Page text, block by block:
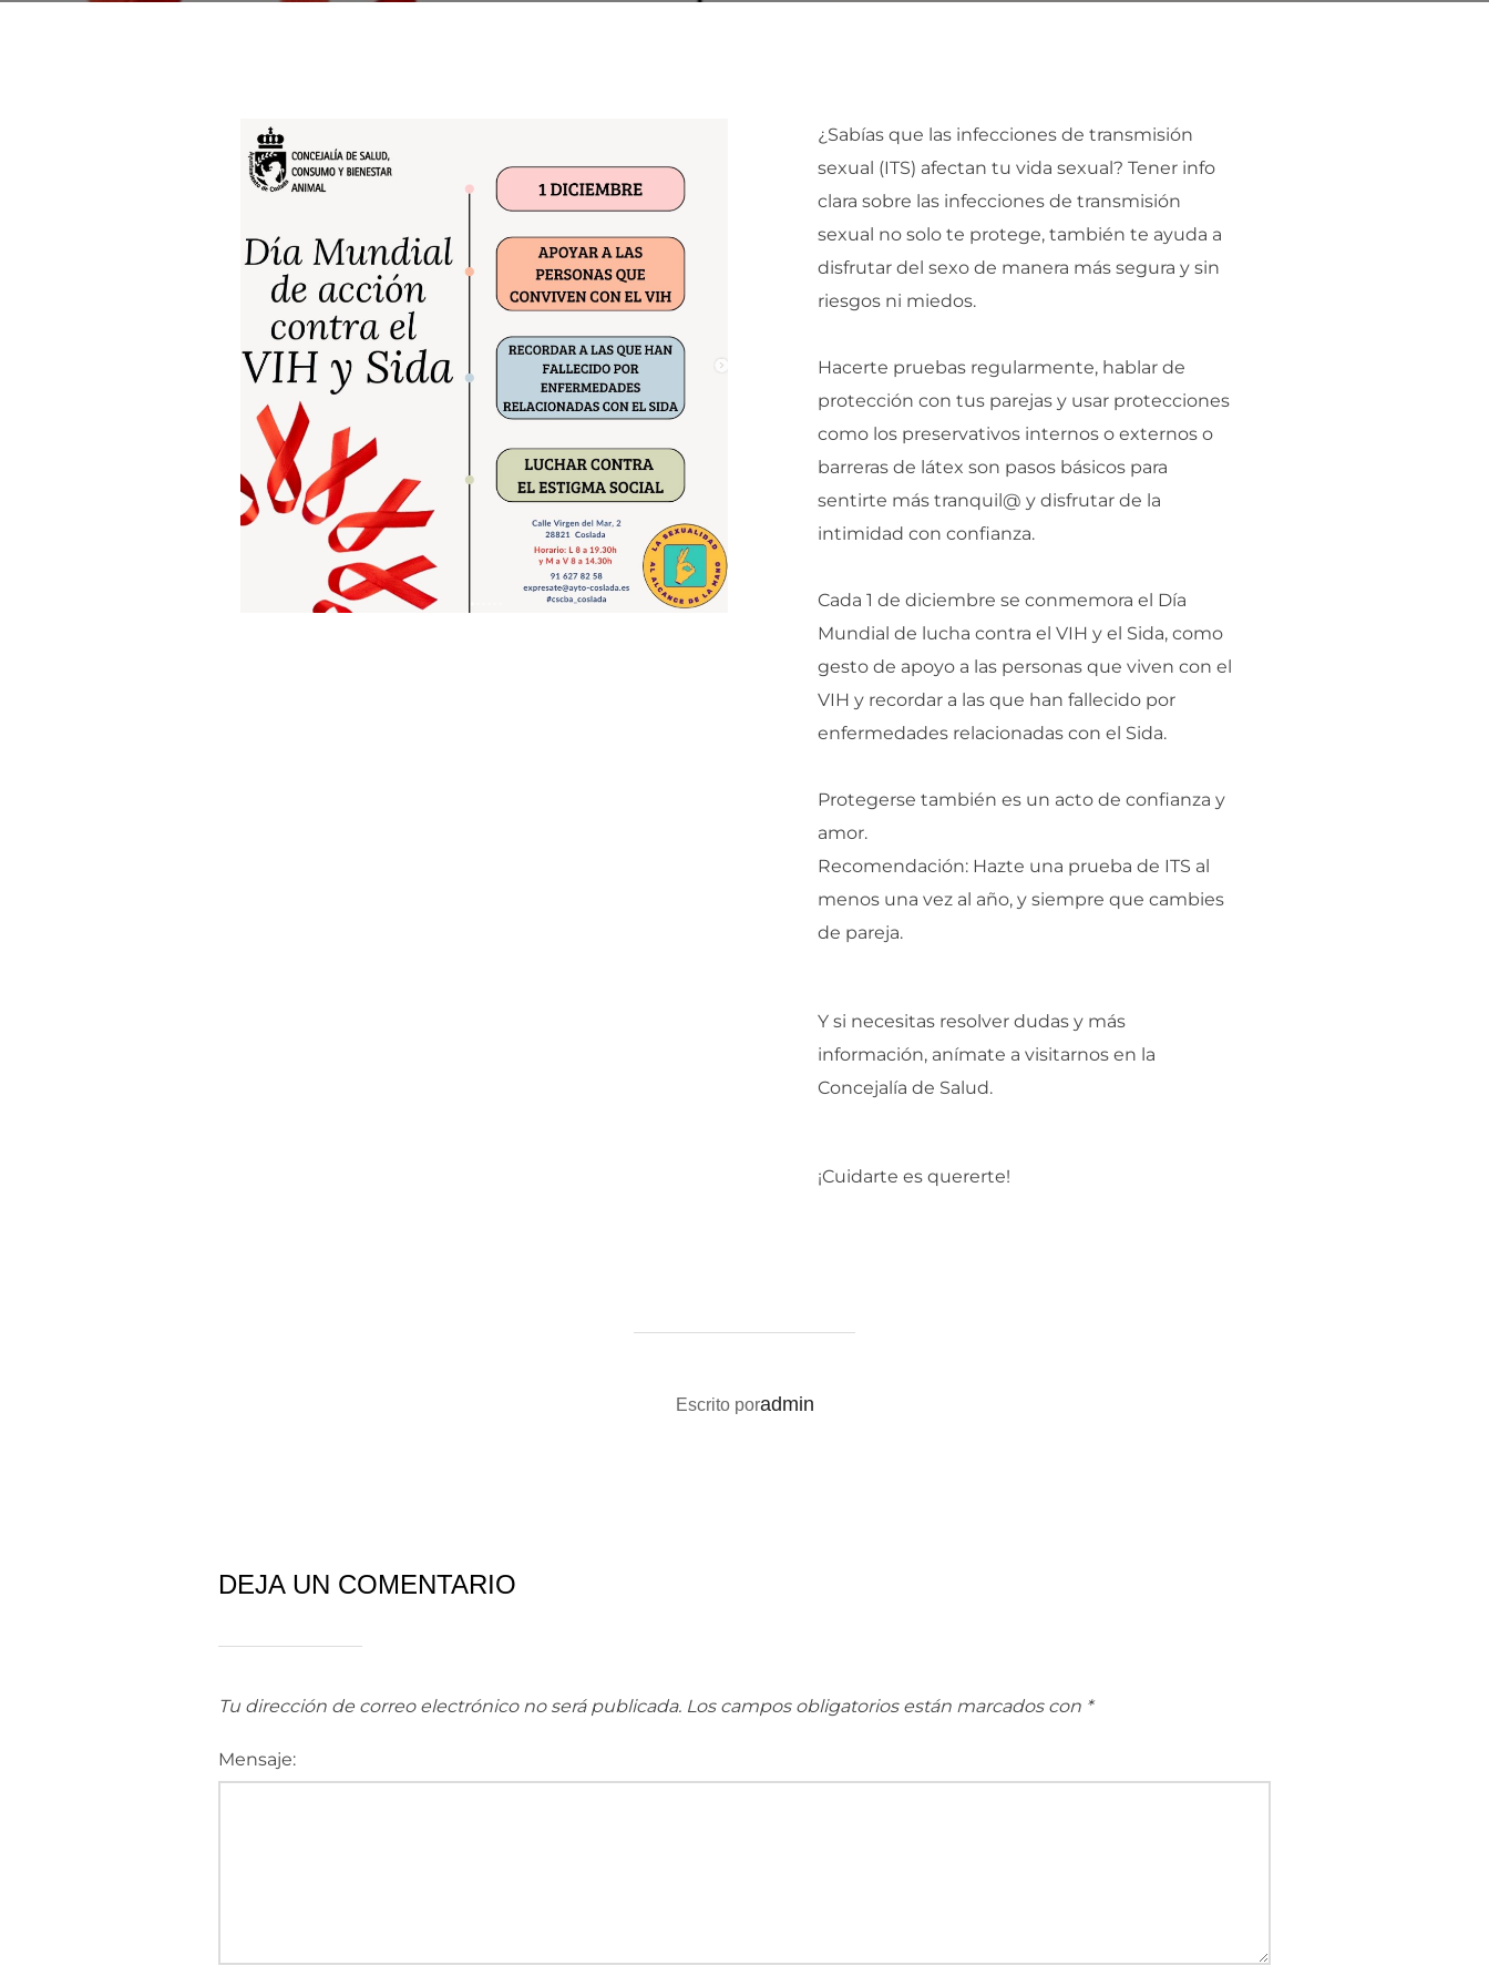
¿Sabías que las infecciones de transmisión
sexual (ITS) afectan tu vida sexual? Tener info
clara sobre las infecciones de transmisión
sexual no solo te protege, también te ayuda a
disfrutar del sexo de manera más segura y sin
riesgos ni miedos.
Hacerte pruebas regularmente, hablar de
protección con tus parejas y usar protecciones
como los preservativos internos o externos o
barreras de látex son pasos básicos para
sentirte más tranquil@ y disfrutar de la
intimidad con confianza.
Cada 1 de diciembre se conmemora el Día
Mundial de lucha contra el VIH y el Sida, como
gesto de apoyo a las personas que viven con el
VIH y recordar a las que han fallecido por
enfermedades relacionadas con el Sida.
Protegerse también es un acto de confianza y
amor.
Recomendación: Hazte una prueba de ITS al
menos una vez al año, y siempre que cambies
de pareja.
Y si necesitas resolver dudas y más
información, anímate a visitarnos en la
Concejalía de Salud.
¡Cuidarte es quererte!
AUTOR DE LA PUBLICACIÓN
Escrito poradmin
DEJA UN COMENTARIO
Tu dirección de correo electrónico no será publicada. Los campos obligatorios están marcados con *
Mensaje: